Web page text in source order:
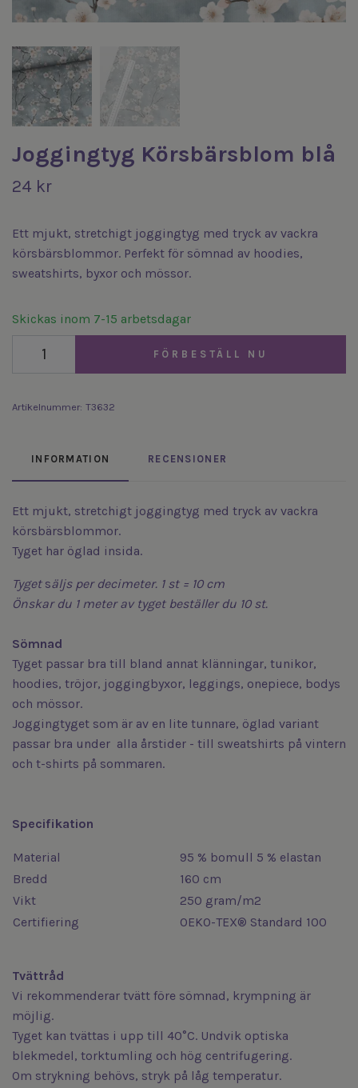
Joggingtyg Körsbärsblom blå
24 kr
Ett mjukt, stretchigt joggingtyg med tryck av vackra
körsbärsblommor. Perfekt för sömnad av hoodies,
sweatshirts, byxor och mössor.
Skickas inom 7-15 arbetsdagar
FÖRBESTÄLL NU
Artikelnummer: T3632
INFORMATION RECENSIONER
Ett mjukt, stretchigt joggingtyg med tryck av vackra
körsbärsblommor.
Tyget har öglad insida.
Tyget säljsper decimeter. 1 st = 10 cm
Önskar du 1 meter av tyget beställer du 10 st.
Sömnad
Tyget passar bra till bland annat klänningar, tunikor,
hoodies, tröjor, joggingbyxor, leggings, onepiece, bodys
och mössor.
Joggingtyget som är av en lite tunnare, öglad variant
passar bra under alla årstider - till sweatshirts på vintern
och t-shirts på sommaren.
Specifikation
Material
95 % bomull 5 % elastan
Bredd
160 cm
Vikt
250 gram/m2
Certifiering
OEKO-TEX® Standard 100
Tvättråd
Vi rekommenderar tvätt före sömnad, krympning är
möjlig.
Tyget kan tvättas i upp till 40°C. Undvik optiska
blekmedel, torktumling och hög centrifugering.
Om strykning behövs, stryk på låg temperatur.